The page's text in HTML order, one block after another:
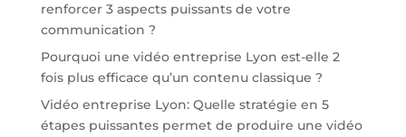
renforcer 3 aspects puissants de votre
communication ?
Pourquoi une vidéo entreprise Lyon est-elle 2
fois plus efficace qu’un contenu classique ?
Vidéo entreprise Lyon: Quelle stratégie en 5
étapes puissantes permet de produire une vidéo